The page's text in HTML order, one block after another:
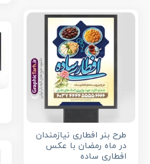
طرح بنر افطاری نیازمندان
در ماه رمضان با عکس
افطاری ساده